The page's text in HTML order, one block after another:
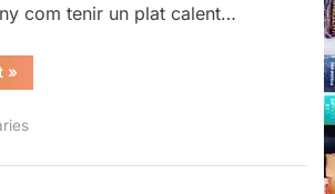
com tenir un plat calent…
“Dracs
de
a
Catalunya
»